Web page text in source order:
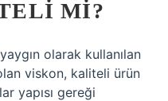
MI?
olarak kullanılan
viskon, kaliteli ürün
yapısı gereği